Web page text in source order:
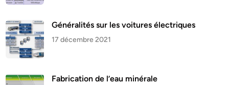
Généralités sur les voitures électriques
17 décembre 2021
Fabrication de l’eau minérale